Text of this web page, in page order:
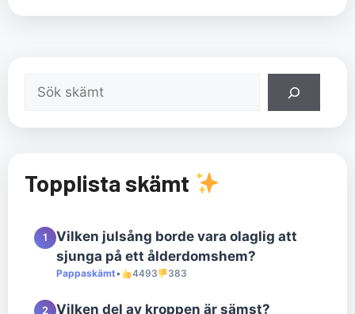
Sök
Topplista skämt
1
Vilken julsång borde vara olaglig att
sjunga på ett ålderdomshem?
Pappaskämt• 4493 383
2 Vilken del av kroppen är sämst?